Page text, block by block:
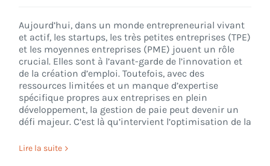
Aujourd’hui, dans un monde entrepreneurial vivant
et actif, les startups, les très petites entreprises (TPE)
et les moyennes entreprises (PME) jouent un rôle
crucial. Elles sont à l’avant-garde de l’innovation et
de la création d’emploi. Toutefois, avec des
ressources limitées et un manque d’expertise
spécifique propres aux entreprises en plein
développement, la gestion de paie peut devenir un
défi majeur. C’est là qu’intervient l’optimisation de la
Lire la suite